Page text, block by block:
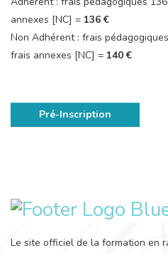
annexes [NC] = 136 €
Non Adhérent : frais
frais annexes [NC] = 140 €
Pré-Inscription
Le site officiel de la formation en